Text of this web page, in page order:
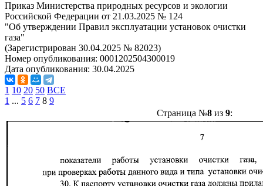
Приказ Министерства природных ресурсов и экологии
Российской Федерации от 21.03.2025 № 124
"Об утверждении Правил эксплуатации установок очистки
газа"
(Зарегистрирован 30.04.2025 № 82023)
Номер опубликования: 0001202504300019
Дата опубликования: 30.04.2025
1 10 20 50 ВСЕ
1 ... 5 6 7 8 9
Страница №8из 9: